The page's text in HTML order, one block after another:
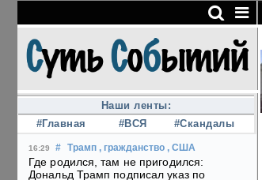
Наши ленты:
#Главная
#ВСЯ #Скандалы
16:29 # Трамп , гражданство , США
Где родился, там не пригодился:
Дональд Трамп подписал указ по